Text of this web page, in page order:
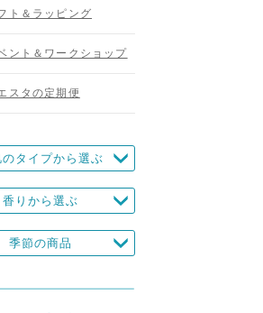
ト＆ラッピング
ント＆ワークショップ
スタの定期便
のタイプから選ぶ
香りから選ぶ
季節の商品